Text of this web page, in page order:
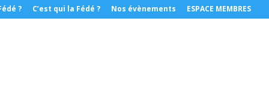
? C’est qui la Fédé ? Nos évènements ESPACE MEMBRES